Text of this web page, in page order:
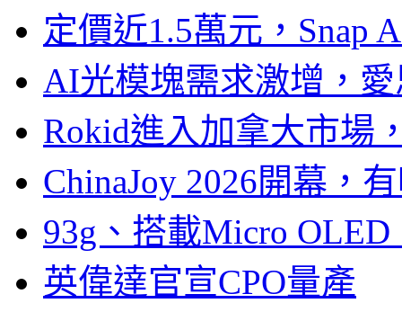
定價近1.5萬元，Snap
AI光模塊需求激增，
Rokid進入加拿大市場
ChinaJoy 2026開幕，
93g、搭載Micro
英偉達官宣CPO量產